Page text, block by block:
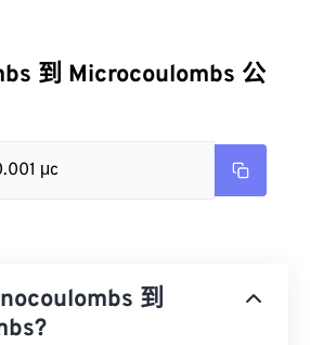
到 Microcoulombs 公
μc
到